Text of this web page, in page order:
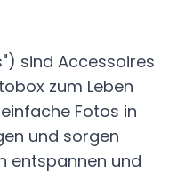
sind Accessoires
zum Leben
Fotos in
und sorgen
entspannen und